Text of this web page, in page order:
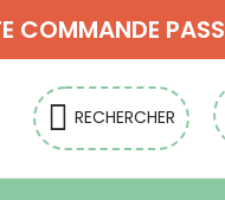
COMMANDE
RECHERCHER